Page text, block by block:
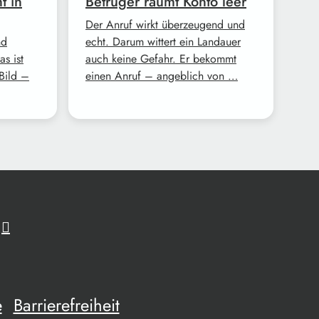
ist
–
Der Anruf wirkt überzeugend und
echt. Darum wittert ein Landauer
auch keine Gefahr. Er bekommt
einen Anruf – angeblich von …
Barrierefreiheit